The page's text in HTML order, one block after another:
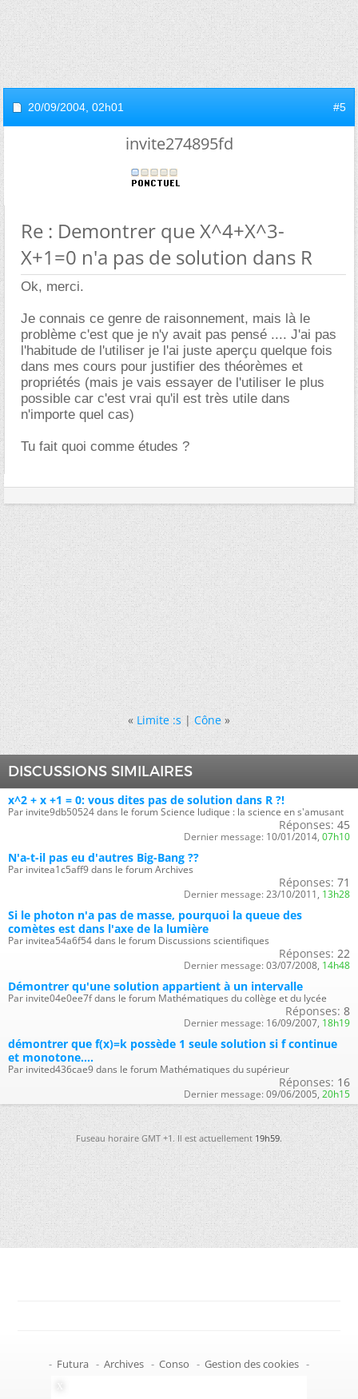
20/09/2004, 02h01 #5
invite274895fd
Re : Demontrer que X^4+X^3-
X+1=0 n'a pas de solution dans R
Ok, merci.
Je connais ce genre de raisonnement, mais là le
problème c'est que je n'y avait pas pensé .... J'ai pas
l'habitude de l'utiliser je l'ai juste aperçu quelque fois
dans mes cours pour justifier des théorèmes et
propriétés (mais je vais essayer de l'utiliser le plus
possible car c'est vrai qu'il est très utile dans
n'importe quel cas)
Tu fait quoi comme études ?
« Limite :s|Cône »
DISCUSSIONS SIMILAIRES
x^2 + x +1 = 0: vous dites pas de solution dans R ?!
Par invite9db50524 dans le forum Science ludique : la science en s'amusant
Réponses: 45
Dernier message: 10/01/2014, 07h10
N'a-t-il pas eu d'autres Big-Bang ??
Par invitea1c5aff9 dans le forum Archives
Réponses: 71
Dernier message: 23/10/2011, 13h28
Si le photon n'a pas de masse, pourquoi la queue des
comètes est dans l'axe de la lumière
Par invitea54a6f54 dans le forum Discussions scientifiques
Réponses: 22
Dernier message: 03/07/2008, 14h48
Démontrer qu'une solution appartient à un intervalle
Par invite04e0ee7f dans le forum Mathématiques du collège et du lycée
Réponses: 8
Dernier message: 16/09/2007, 18h19
démontrer que f(x)=k possède 1 seule solution si f continue
et monotone....
Par invited436cae9 dans le forum Mathématiques du supérieur
Réponses: 16
Dernier message: 09/06/2005, 20h15
Fuseau horaire GMT +1. Il est actuellement19h59.
- Futura - Archives - Conso - Gestion des cookies -